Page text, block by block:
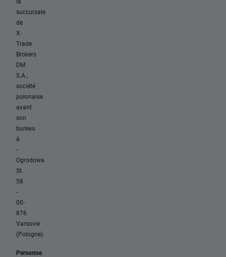
succursale
de
X-
Trade
Brokers
DM
S.A.,
société
polonaise
ayant
son
bureau
à
-
Ogrodowa
St.
58
-
00-
876
Varsovie
(Pologne).
Personne